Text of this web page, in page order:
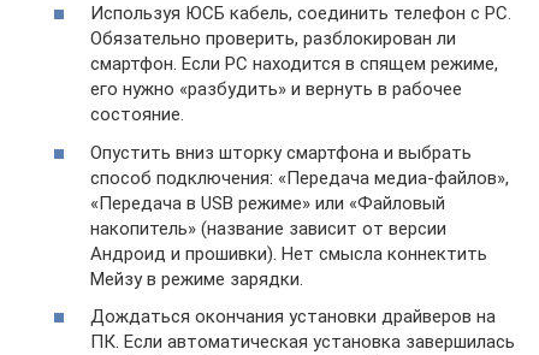
Используя ЮСБ кабель, соединить телефон с PC.
Обязательно проверить, разблокирован ли
смартфон. Если PC находится в спящем режиме,
его нужно «разбудить» и вернуть в рабочее
состояние.
Опустить вниз шторку смартфона и выбрать
способ подключения: «Передача медиа-файлов»,
«Передача в USB режиме» или «Файловый
накопитель» (название зависит от версии
Андроид и прошивки). Нет смысла коннектить
Мейзу в режиме зарядки.
Дождаться окончания установки драйверов на
ПК. Если автоматическая установка завершилась